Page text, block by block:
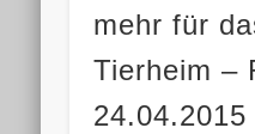
mehr für
Tierheim –
24.04.2015